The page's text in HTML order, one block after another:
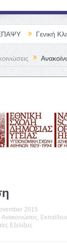
Γενική Κλινική
2015
Ανακοινώσεις
Εξελίξεις